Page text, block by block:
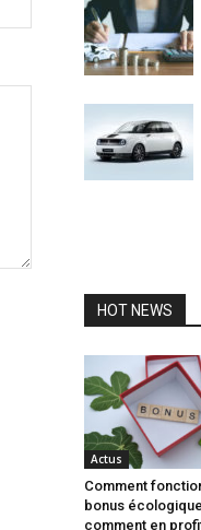
HOT NEWS
Actus
Comment
bonus
comment en